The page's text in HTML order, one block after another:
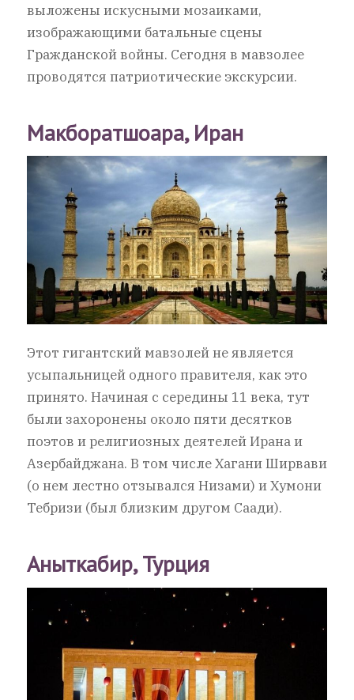
выложены искусными мозаиками,
изображающими батальные сцены
Гражданской войны. Сегодня в мавзолее
проводятся патриотические экскурсии.
Макборатшоара, Иран
Этот гигантский мавзолей не является
усыпальницей одного правителя, как это
принято. Начиная с середины 11 века, тут
были захоронены около пяти десятков
поэтов и религиозных деятелей Ирана и
Азербайджана. В том числе Хагани Ширвави
(о нем лестно отзывался Низами) и Хумони
Тебризи (был близким другом Саади).
Аныткабир, Турция